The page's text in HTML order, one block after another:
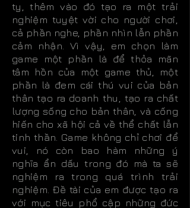
ty, thêm vào đó tạo ra một trải
nghiệm tuyệt vời cho người chơi,
cả phần nghe, phần nhìn lẫn phần
cảm nhận. Vì vậy, em chọn làm
game một phần là để thỏa mãn
tâm hồn của một game thủ, một
phần là đem cái thú vui của bản
thân tạo ra doanh thu, tạo ra chất
lượng sống cho bản thân, và cống
hiến cho xã hội cả về thể chất lẫn
tinh thần. Game không chỉ chơi để
vui, nó còn bao hàm những ý
nghĩa ẩn dấu trong đó mà ta sẽ
nghiệm ra trong quá trình trải
nghiệm. Đề tài của em được tạo ra
với mục tiêu phổ cập những đức